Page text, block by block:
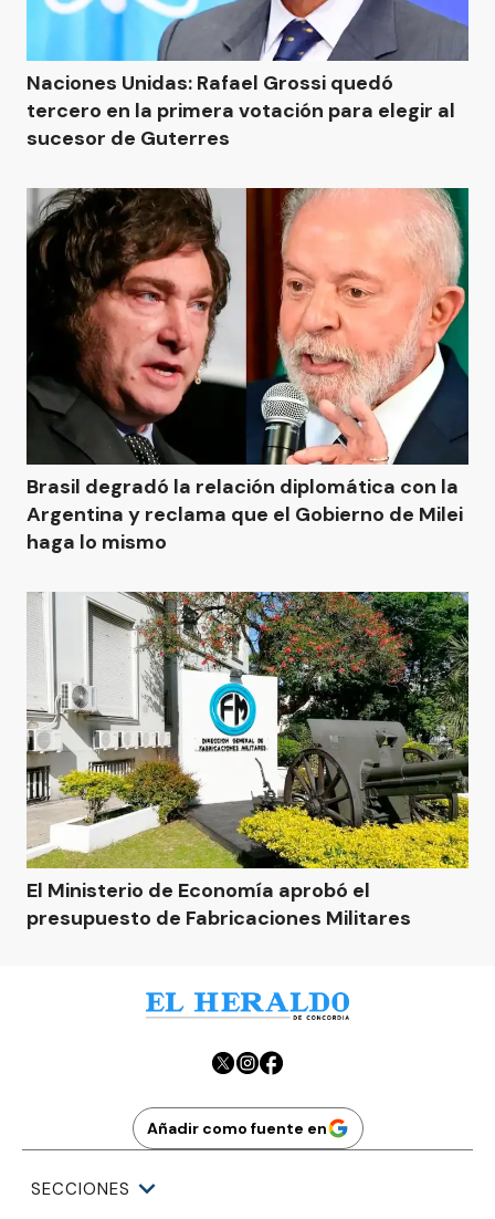
Naciones Unidas: Rafael Grossi quedó
tercero en la primera votación para elegir al
sucesor de Guterres
Brasil degradó la relación diplomática con la
Argentina y reclama que el Gobierno de Milei
haga lo mismo
El Ministerio de Economía aprobó el
presupuesto de Fabricaciones Militares
Añadir como fuente en
SECCIONES